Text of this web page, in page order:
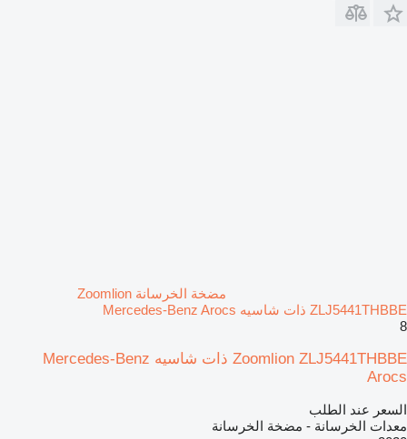
مضخة الخرسانة Zoomlion
ZLJ5441THBBE ذات شاسيه Mercedes-Benz Arocs
8
Zoomlion ZLJ5441THBBE ذات شاسيه Mercedes-Benz
Arocs
السعر عند الطلب
معدات الخرسانة - مضخة الخرسانة